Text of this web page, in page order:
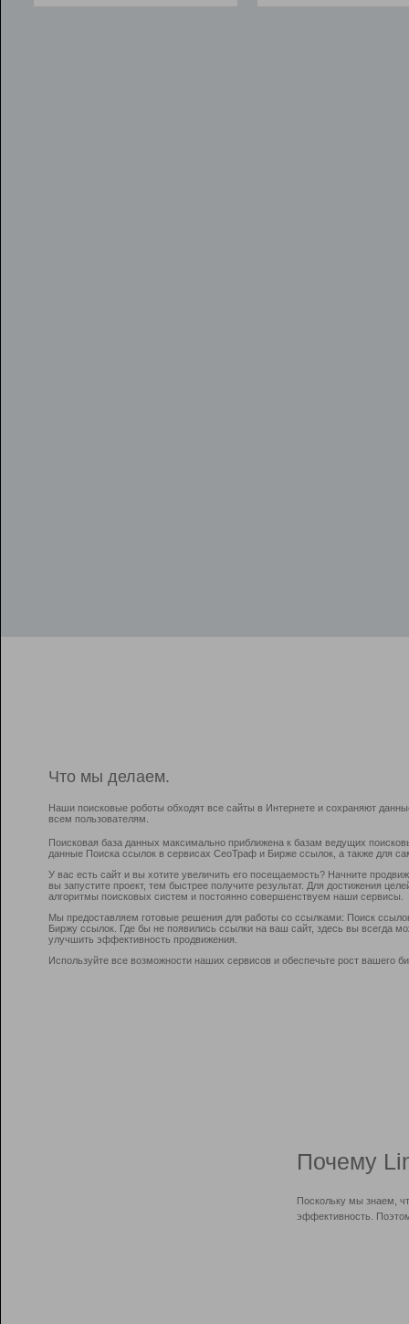
Что мы делаем.
Наши поисковые роботы обходят все сайты в Интернете и сохраняют
всем пользователям.
Поисковая база данных максимально приближена к базам ведущих
данные Поиска ссылок в сервисах СеоТраф и Бирже ссылок, а также для
У вас есть сайт и вы хотите увеличить его посещаемость? Начните
вы запустите проект, тем быстрее получите результат. Для достижения
алгоритмы поисковых систем и постоянно совершенствуем наши сервисы.
Мы предоставляем готовые решения для работы со ссылками: Поиск
Биржу ссылок. Где бы не появились ссылки на ваш сайт, здесь вы всегда
улучшить эффективность продвижения.
Используйте все возможности наших сервисов и обеспечьте рост вашего
Почему
Поскольку мы знаем,
эффективность.